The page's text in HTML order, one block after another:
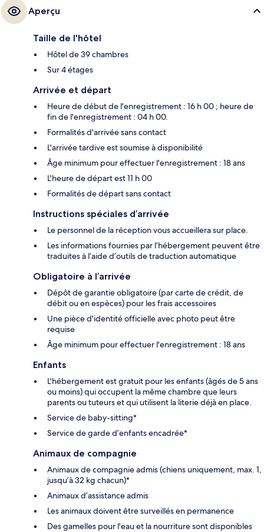
Aperçu
Taille de l'hôtel
Hôtel de 39 chambres
Sur 4 étages
Arrivée et départ
Heure de début de l'enregistrement : 16 h 00 ; heure de
fin de l'enregistrement : 04 h 00.
Formalités d'arrivée sans contact
L'arrivée tardive est soumise à disponibilité
Âge minimum pour effectuer l'enregistrement : 18 ans
L'heure de départ est 11 h 00
Formalités de départ sans contact
Instructions spéciales d’arrivée
Le personnel de la réception vous accueillera sur place.
Les informations fournies par l’hébergement peuvent être
traduites à l’aide d’outils de traduction automatique
Obligatoire à l’arrivée
Dépôt de garantie obligatoire (par carte de crédit, de
débit ou en espèces) pour les frais accessoires
Une pièce d'identité officielle avec photo peut être
requise
Âge minimum pour effectuer l'enregistrement : 18 ans
Enfants
L'hébergement est gratuit pour les enfants (âgés de 5 ans
ou moins) qui occupent la même chambre que leurs
parents ou tuteurs et qui utilisent la literie déjà en place.
Service de baby-sitting*
Service de garde d’enfants encadrée*
Animaux de compagnie
Animaux de compagnie admis (chiens uniquement, max. 1,
jusqu’à 32 kg chacun)*
Animaux d’assistance admis
Les animaux doivent être surveillés en permanence
Des gamelles pour l'eau et la nourriture sont disponibles